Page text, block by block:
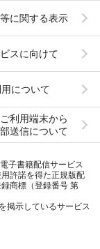
に関する表示
スに向けて
について
利用端末から
送信について
子書籍配信サービス
許諾を得た正規版配
商標（登録番号 第
掲示しているサービス